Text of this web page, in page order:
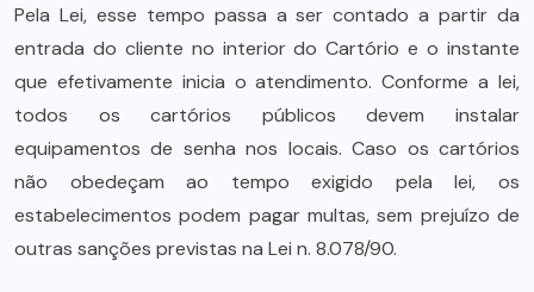
Pela Lei, esse tempo passa a ser contado a partir da
entrada do cliente no interior do Cartório e o instante
que efetivamente inicia o atendimento. Conforme a lei,
todos os cartórios públicos devem instalar
equipamentos de senha nos locais. Caso os cartórios
não obedeçam ao tempo exigido pela lei, os
estabelecimentos podem pagar multas, sem prejuízo de
outras sanções previstas na Lei n. 8.078/90.